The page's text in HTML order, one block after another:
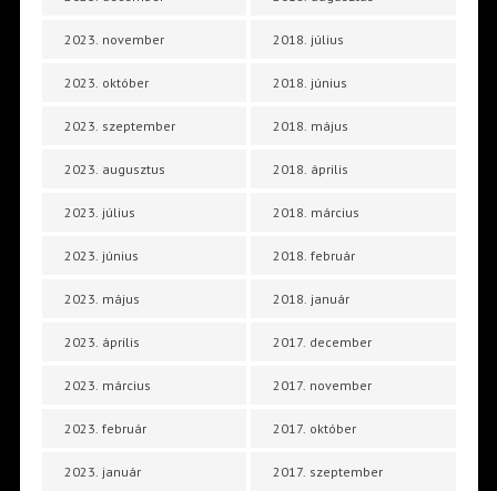
2023. november
2023. október
2023. szeptember
2023. augusztus
2023. július
2023. június
2023. május
2023. április
2023. március
2023. február
2023. január
2018. július
2018. június
2018. május
2018. április
2018. március
2018. február
2018. január
2017. december
2017. november
2017. október
2017. szeptember